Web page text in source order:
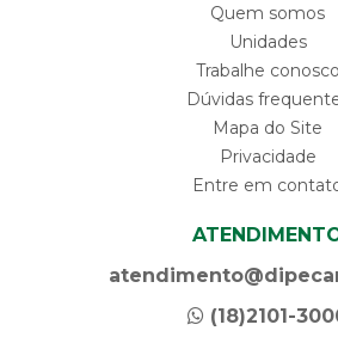
Quem somos
Unidades
Trabalhe conosco
Dúvidas
Mapa do Site
Privacidade
Entre em
(18)2101-